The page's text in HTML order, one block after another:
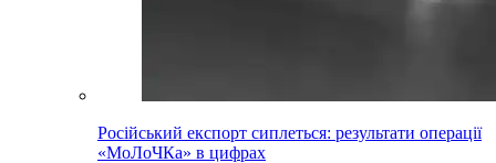
Російський експорт сиплеться: результати операції
«МоЛоЧКа» в цифрах